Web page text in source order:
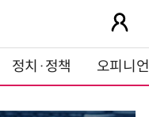
정치·정책 오피니언